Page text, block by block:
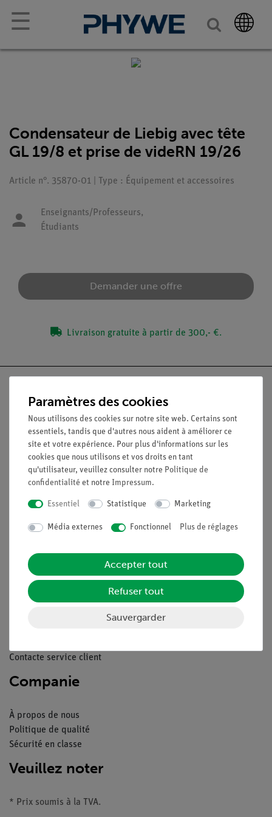
☰
Condensateur de Liebig avec tête
GL 19/8 et prise de videRN 19/26
Article n°. 35870-01 | Type : Équipement et accessoires
Enseignants/Professeurs,
Étudiants
Demander une offre
Livraison gratuite à partir de 300,- €.
Nach oben
Légal
Contact
Déclaration de confidentialité
Service
Aperçu du service
Contacte service client
Companie
À propos de nous
Politique de qualité
Sécurité en classe
Veuillez noter
* Prix soumis à la TVA.
Paramètres des cookies
Nous utilisons des cookies sur notre site web. Certains sont
essentiels, tandis que d'autres nous aident à améliorer ce
site et votre expérience. Pour plus d'informations sur les
cookies que nous utilisons et vos droits en tant
qu'utilisateur, veuillez consulter notre Politique de
confidentialité et notre Impressum.
Essentiel Statistique Marketing
Média externes Fonctionnel Plus de réglages
Accepter tout
Refuser tout
Sauvergarder